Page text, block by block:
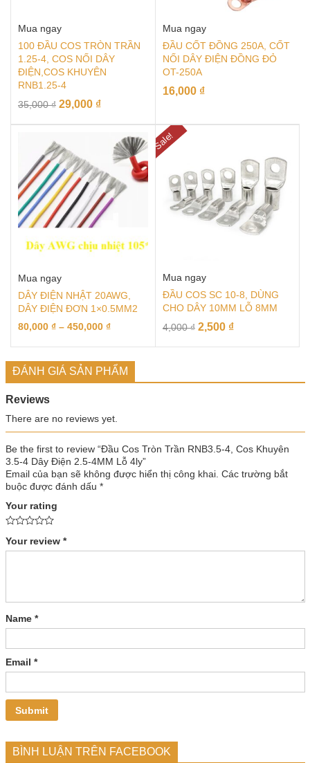
Mua ngay
100 ĐẦU COS TRÒN TRẦN
1.25-4, COS NỐI DÂY
ĐIỆN,COS KHUYÊN
RNB1.25-4
35,000₫ 29,000 ₫
Mua ngay
ĐẦU CỐT ĐỒNG 250A, CỐT
NỐI DÂY ĐIỆN ĐỒNG ĐỎ
OT-250A
16,000 ₫
Mua ngay
DÂY ĐIỆN NHẬT 20AWG,
DÂY ĐIỆN ĐƠN 1×0.5MM2
80,000 ₫ – 450,000 ₫
Sale!
Mua ngay
ĐẦU COS SC 10-8, DÙNG
CHO DÂY 10MM LỖ 8MM
4,000₫ 2,500 ₫
ĐÁNH GIÁ SẢN PHẨM
Reviews
There are no reviews yet.
Be the first to review “Đầu Cos Tròn Trần RNB3.5-4, Cos Khuyên
3.5-4 Dây Điện 2.5-4MM Lỗ 4ly”
Email của bạn sẽ không được hiển thị công khai. Các trường bắt
buộc được đánh dấu *
Your rating
Your review *
Name *
Email *
BÌNH LUẬN TRÊN FACEBOOK